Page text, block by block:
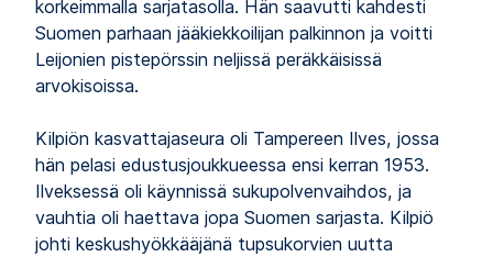
korkeimmalla sarjatasolla. Hän saavutti kahdesti
Suomen parhaan jääkiekkoilijan palkinnon ja voitti
Leijonien pistepörssin neljissä peräkkäisissä
arvokisoissa.
Kilpiön kasvattajaseura oli Tampereen Ilves, jossa
hän pelasi edustusjoukkueessa ensi kerran 1953.
Ilveksessä oli käynnissä sukupolvenvaihdos, ja
vauhtia oli haettava jopa Suomen sarjasta. Kilpiö
johti keskushyökkääjänä tupsukorvien uutta